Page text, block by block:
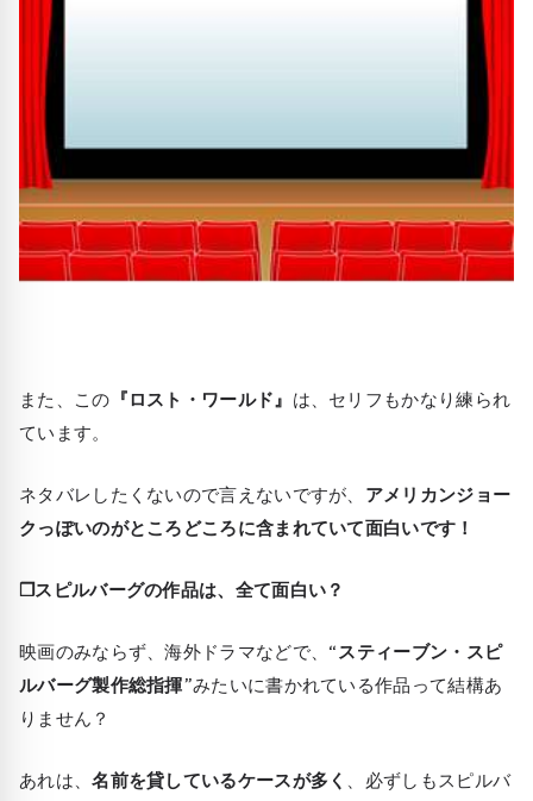
また、この 『ロスト・ワールド』 は、セリフもかなり練られ
ています。
ネタバレしたくないので言えないですが、 アメリカンジョー
クっぽいのがところどころに含まれていて面白いです！
❒スピルバーグの作品は、全て面白い？
映画のみならず、海外ドラマなどで、 “スティーブン・スピ
ルバーグ製作総指揮”みたいに書かれている作品って結構あ
りません？
あれは、名前を貸しているケースが多く
、必ずしもスピルバ